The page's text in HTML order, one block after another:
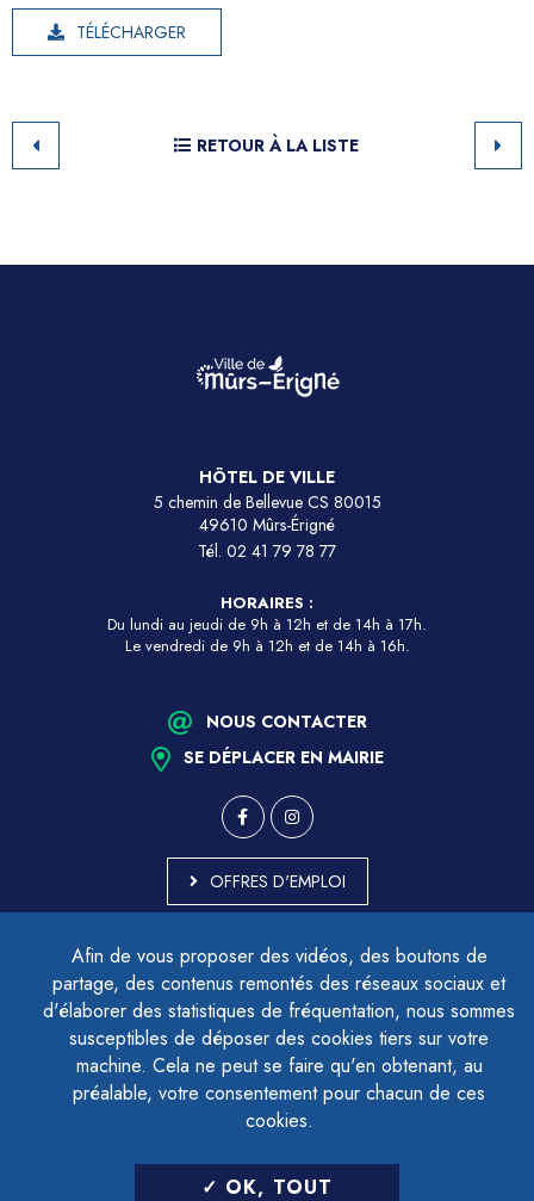
Afin de vous proposer des vidéos, des boutons de
partage, des contenus remontés des réseaux sociaux et
d'élaborer des statistiques de fréquentation, nous sommes
susceptibles de déposer des cookies tiers sur votre
machine. Cela ne peut se faire qu'en obtenant, au
préalable, votre consentement pour chacun de ces
cookies.
OK, TOUT
TÉLÉCHARGER
RETOUR À LA LISTE
HÔTEL DE VILLE
5 chemin de Bellevue CS 80015
49610 Mûrs-Érigné
Tél. 02 41 79 78 77
HORAIRES :
Du lundi au jeudi de 9h à 12h et de 14h à 17h.
Le vendredi de 9h à 12h et de 14h à 16h.
NOUS CONTACTER
SE DÉPLACER EN MAIRIE
OFFRES D'EMPLOI
ACCESSIBILITÉ - PARTIELLEMENT CONFORME
PLAN DU SITE
MENTIONS LÉGALES
CONTACTER LE DÉLÉGUÉ À LA PROTECTION DES DONNÉES
GESTION DES COOKIES
LETTRE D'INFORMATION